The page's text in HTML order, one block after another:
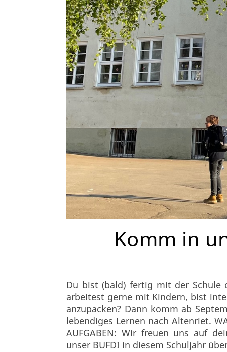
Komm in
Du bist (bald) fertig mit der Schule
arbeitest gerne mit Kindern, bist
anzupacken? Dann komm ab
lebendiges Lernen nach Altenriet.
AUFGABEN: Wir freuen uns auf
unser BUFDI in diesem Schuljahr